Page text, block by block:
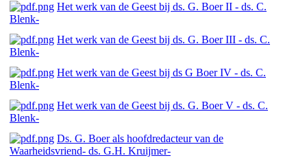
Het werk van de Geest bij ds. G. Boer II - ds. C.
Blenk-
Het werk van de Geest bij ds. G. Boer III - ds. C.
Blenk-
Het werk van de Geest bij ds G Boer IV - ds. C.
Blenk-
Het werk van de Geest bij ds. G. Boer V - ds. C.
Blenk-
Ds. G. Boer als hoofdredacteur van de
Waarheidsvriend- ds. G.H. Kruijmer-